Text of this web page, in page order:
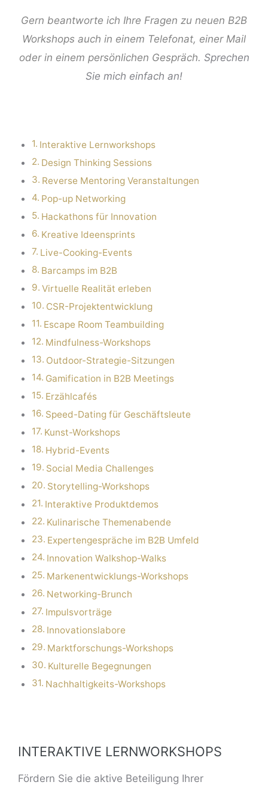
Gern beantworte ich Ihre Fragen zu neuen B2B
Workshops auch in einem Telefonat, einer Mail
oder in einem persönlichen Gespräch. Sprechen
Sie mich einfach an!
Interaktive Lernworkshops
Design Thinking Sessions
Reverse Mentoring Veranstaltungen
Pop-up Networking
Hackathons für Innovation
Kreative Ideensprints
Live-Cooking-Events
Barcamps im B2B
Virtuelle Realität erleben
CSR-Projektentwicklung
Escape Room Teambuilding
Mindfulness-Workshops
Outdoor-Strategie-Sitzungen
Gamification in B2B Meetings
Erzählcafés
Speed-Dating für Geschäftsleute
Kunst-Workshops
Hybrid-Events
Social Media Challenges
Storytelling-Workshops
Interaktive Produktdemos
Kulinarische Themenabende
Expertengespräche im B2B Umfeld
Innovation Walkshop-Walks
Markenentwicklungs-Workshops
Networking-Brunch
Impulsvorträge
Innovationslabore
Marktforschungs-Workshops
Kulturelle Begegnungen
Nachhaltigkeits-Workshops
INTERAKTIVE LERNWORKSHOPS
Fördern Sie die aktive Beteiligung Ihrer